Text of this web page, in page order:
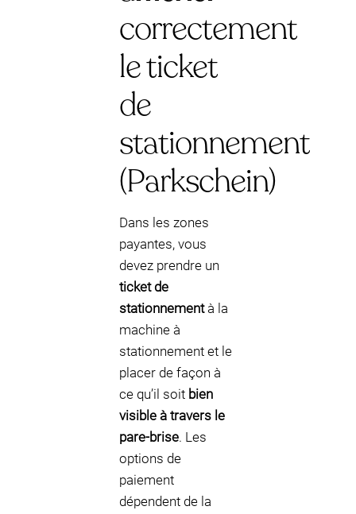
correctement
le ticket
de
stationnement
(Parkschein)
Dans les zones
payantes, vous
devez prendre un
ticket de
stationnementà la
machine à
stationnement et le
placer de façon à
ce qu’il soit bien
visible à travers le
pare-brise. Les
options de
paiement
dépendent de la